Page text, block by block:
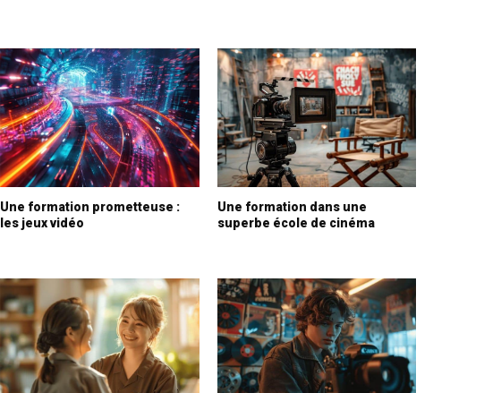
Une formation prometteuse :
les jeux vidéo
Une formation dans une
superbe école de cinéma